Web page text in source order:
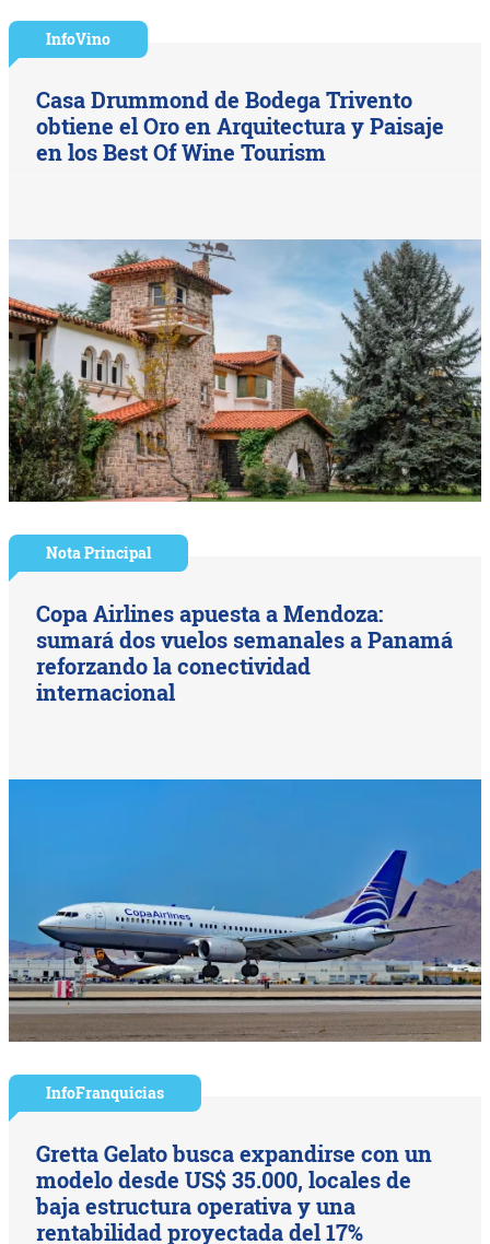
InfoVino
Casa Drummond de Bodega Trivento
obtiene el Oro en Arquitectura y Paisaje
en los Best Of Wine Tourism
Nota Principal
Copa Airlines apuesta a Mendoza:
sumará dos vuelos semanales a Panamá
reforzando la conectividad
internacional
InfoFranquicias
Gretta Gelato busca expandirse con un
modelo desde US$ 35.000, locales de
baja estructura operativa y una
rentabilidad proyectada del 17%